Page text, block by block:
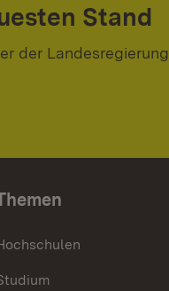
Stand
der Landesregierung.